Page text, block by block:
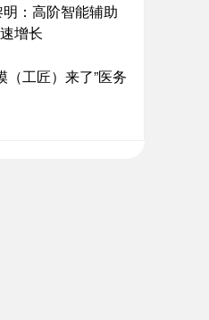
：高阶智能辅助
增长
（工匠）来了”医务